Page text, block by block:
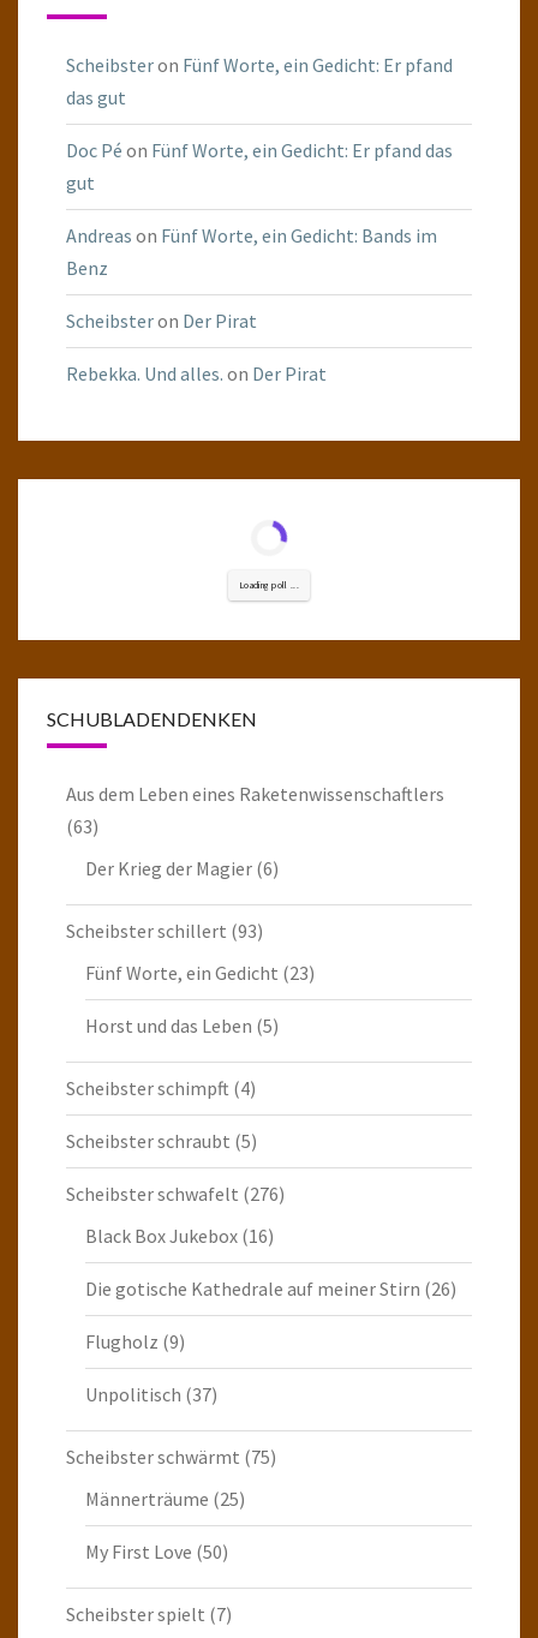
Scheibsteron Fünf Worte, ein Gedicht: Er pfand
das gut
Doc Pé on Fünf Worte, ein Gedicht: Er pfand das
gut
Andreas on Fünf Worte, ein Gedicht: Bands im
Benz
Scheibsteron Der Pirat
Rebekka. Und alles. on Der Pirat
Loading poll ...
SCHUBLADENDENKEN
Aus dem Leben eines Raketenwissenschaftlers
(63)
Der Krieg der Magier (6)
Scheibster schillert (93)
Fünf Worte, ein Gedicht (23)
Horst und das Leben (5)
Scheibster schimpft (4)
Scheibster schraubt (5)
Scheibster schwafelt (276)
Black Box Jukebox (16)
Die gotische Kathedrale auf meiner Stirn (26)
Flugholz (9)
Unpolitisch (37)
Scheibster schwärmt (75)
Männerträume (25)
My First Love (50)
Scheibster spielt (7)